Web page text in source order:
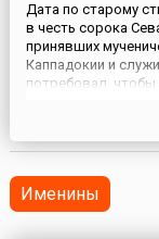
Дата по старому
в честь сорока
принявших
Каппадокии и
потребовал,
льдом о...
Именины